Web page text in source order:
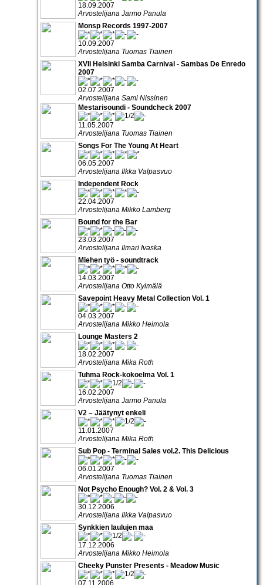
18.09.2007
Arvostelijana Jarmo Panula
Monsp Records 1997-2007
10.09.2007
Arvostelijana Tuomas Tiainen
XVII Helsinki Samba Carnival - Sambas De Enredo
2007
02.07.2007
Arvostelijana Sami Nissinen
Mestarisoundi - Soundcheck 2007
11.05.2007
Arvostelijana Tuomas Tiainen
Songs For The Young At Heart
06.05.2007
Arvostelijana Ilkka Valpasvuo
Independent Rock
22.04.2007
Arvostelijana Mikko Lamberg
Bound for the Bar
23.03.2007
Arvostelijana Ilmari Ivaska
Miehen työ - soundtrack
14.03.2007
Arvostelijana Otto Kylmälä
Savepoint Heavy Metal Collection Vol. 1
04.03.2007
Arvostelijana Mikko Heimola
Lounge Masters 2
18.02.2007
Arvostelijana Mika Roth
Tuhma Rock-kokoelma Vol. 1
16.02.2007
Arvostelijana Jarmo Panula
V2 – Jäätynyt enkeli
11.01.2007
Arvostelijana Mika Roth
Sub Pop - Terminal Sales vol.2. This Delicious
06.01.2007
Arvostelijana Tuomas Tiainen
Not Psycho Enough? Vol. 2 & Vol. 3
30.12.2006
Arvostelijana Ilkka Valpasvuo
Synkkien laulujen maa
17.12.2006
Arvostelijana Mikko Heimola
Cheeky Punster Presents - Meadow Music
07.11.2006